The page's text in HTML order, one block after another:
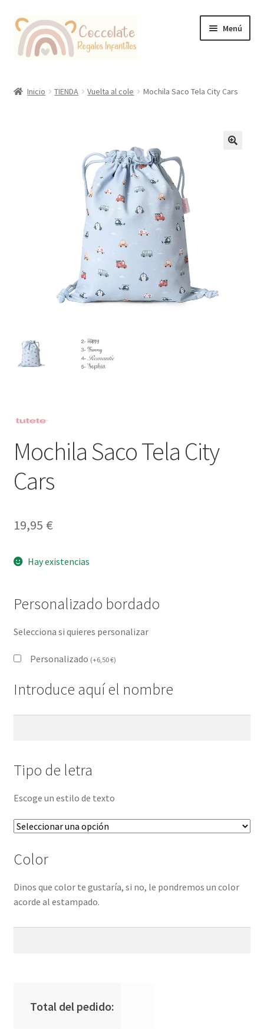
Ir
la
Ir
contenido
Menú
Inicio TIENDA Vuelta al cole Mochila Saco Tela City Cars
Mochila Saco Tela City
Cars
19,95 €
Hay existencias
Personalizado bordado
Selecciona si quieres personalizar
Personalizado (+6,50€)
Introduce aquí el nombre
Tipo de letra
Escoge un estilo de texto
Color
Dinos que color te gustaría, si no, le pondremos un color
acorde al estampado.
Total del pedido: